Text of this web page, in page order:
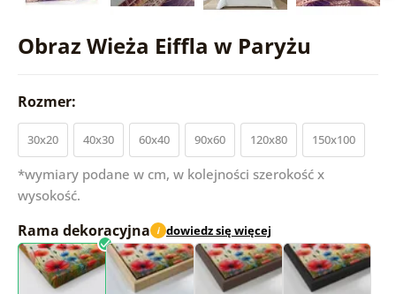
Obraz Wieża Eiffla w Paryżu
Rozmer:
30x20 40x30 60x40 90x60 120x80 150x100
*wymiary podane w cm, w kolejności szerokość x
wysokość.
Rama dekoracyjna i dowiedz się więcej